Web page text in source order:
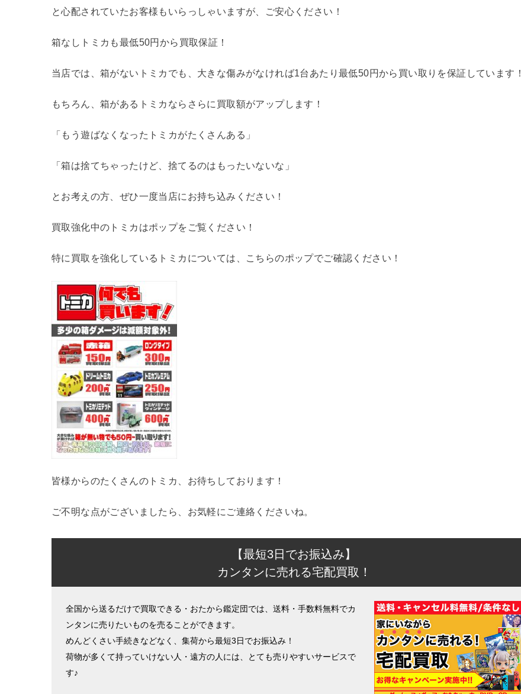
と心配されていたお客様もいらっしゃいますが、ご安心ください！
箱なしトミカも最低50円から買取保証！
当店では、箱がないトミカでも、大きな傷みがなければ1台あたり最低50円から買い取りを保証しています！
もちろん、箱があるトミカならさらに買取額がアップします！
「もう遊ばなくなったトミカがたくさんある」
「箱は捨てちゃったけど、捨てるのはもったいないな」
とお考えの方、ぜひ一度当店にお持ち込みください！
買取強化中のトミカはポップをご覧ください！
特に買取を強化しているトミカについては、こちらのポップでご確認ください！
皆様からのたくさんのトミカ、お待ちしております！
ご不明な点がございましたら、お気軽にご連絡くださいね。
【最短3日でお振込み】
カンタンに売れる宅配買取！
全国から送るだけで買取できる・おたから鑑定団では、送料・手数料無料でカ
ンタンに売りたいものを売ることができます。
めんどくさい手続きなどなく、集荷から最短3日でお振込み！
荷物が多くて持っていけない人・遠方の人には、とても売りやすいサービスで
す♪